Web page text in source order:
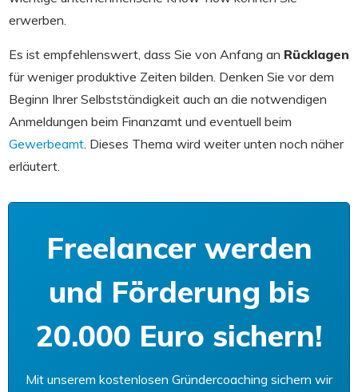
erwerben.
Es ist empfehlenswert, dass Sie von Anfang an Rücklagen
für weniger produktive Zeiten bilden. Denken Sie vor dem
Beginn Ihrer Selbstständigkeit auch an die notwendigen
Anmeldungen beim Finanzamt und eventuell beim
Gewerbeamt . Dieses Thema wird weiter unten noch näher
erläutert.
Freelancer werden
und Förderung bis
20.000 Euro sichern!
Mit unserem kostenlosen Gründercoaching sichern wir